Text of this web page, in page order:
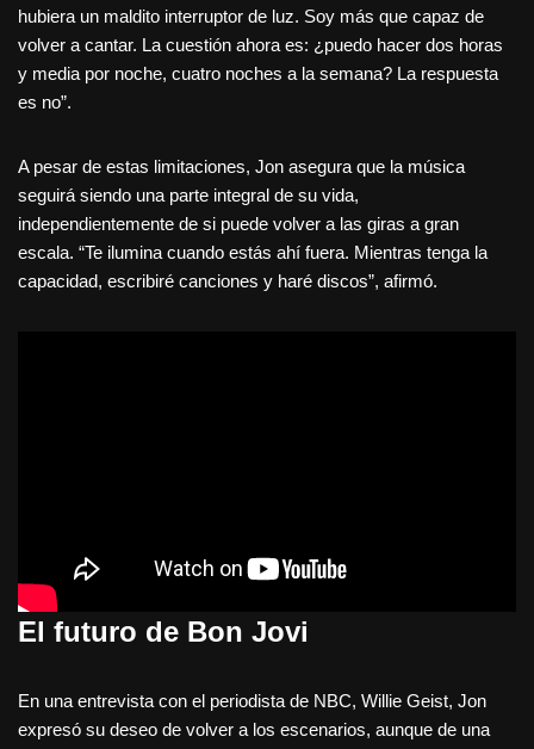
hubiera un maldito interruptor de luz. Soy más que capaz de
volver a cantar. La cuestión ahora es: ¿puedo hacer dos horas
y media por noche, cuatro noches a la semana? La respuesta
es no”.
A pesar de estas limitaciones, Jon asegura que la música
seguirá siendo una parte integral de su vida,
independientemente de si puede volver a las giras a gran
escala. “Te ilumina cuando estás ahí fuera. Mientras tenga la
capacidad, escribiré canciones y haré discos”, afirmó.
El futuro de Bon Jovi
En una entrevista con el periodista de NBC, Willie Geist, Jon
expresó su deseo de volver a los escenarios, aunque de una